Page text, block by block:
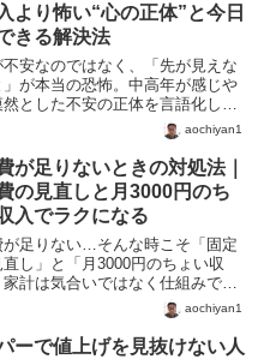
より怖い“心の正体”と今日
きる解決法
不安なのではなく、「先が見えな
」が本当の恐怖。中高年が感じや
とした不安の正体を言語化し、
らできる対処法を紹介します。働
お金・人間関係の変化に揺れない
ヒントをまとめました。
aochiyan1
が足りないときの対処法｜
の見直しと月3000円のち
入でラクになる
が足りない…そんな時こそ「固定
し」と「月3000円のちょい収
家計は気合いではなく仕組みで変
今日からできる3つの工夫で、1年
36000円分の余裕をつくろう。
aochiyan1
ーで値上げを見抜けない人